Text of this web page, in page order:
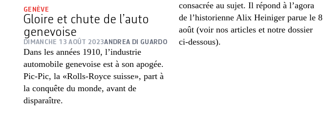
GENÈVE
Gloire et chute de l’auto
genevoise
DIMANCHE 13 AOÛT 2023ANDREA DI GUARDO
Dans les années 1910, l’industrie
automobile genevoise est à son apogée.
Pic-Pic, la «Rolls-Royce suisse», part à
la conquête du monde, avant de
disparaître.
consacrée au sujet. Il répond à l’agora
de l’historienne Alix Heiniger parue le 8
août (voir nos articles et notre dossier
ci-dessous).